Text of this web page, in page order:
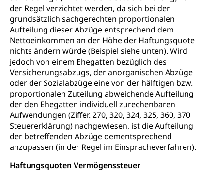
der Regel verzichtet werden, da sich bei der
grundsätzlich sachgerechten proportionalen
Aufteilung dieser Abzüge entsprechend dem
Nettoeinkommen an der Höhe der Haftungsquote
nichts ändern würde (Beispiel siehe unten). Wird
jedoch von einem Ehegatten bezüglich des
Versicherungsabzugs, der anorganischen Abzüge
oder der Sozialabzüge eine von der hälftigen bzw.
proportionalen Zuteilung abweichende Aufteilung
der den Ehegatten individuell zurechenbaren
Aufwendungen (Ziffer. 270, 320, 324, 325, 360, 370
Steuererklärung) nachgewiesen, ist die Aufteilung
der betreffenden Abzüge dementsprechend
anzupassen (in der Regel im Einspracheverfahren).
Haftungsquoten Vermögenssteuer